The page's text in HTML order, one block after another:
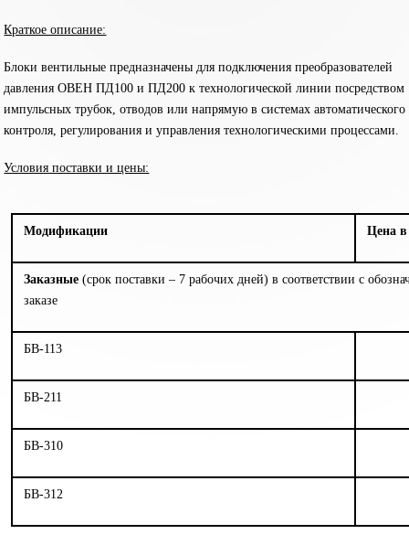
Краткое описание:
Блоки вентильные предназначены для подключения преобразователей
давления ОВЕН ПД100 и ПД200 к технологической линии посредством
импульсных трубок, отводов или напрямую в системах автоматического
контроля, регулирования и управления технологическими процессами.
Условия поставки и цены:
Модификации Цена
Заказные(срок поставки – 7 рабочих дней) в соответствии с
заказе
БВ-113
БВ-211
БВ-310
БВ-312